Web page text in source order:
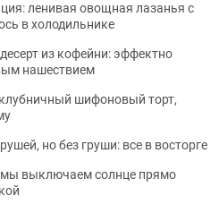
ленивая овощная лазанья с
в холодильнике
из кофейни: эффектно
нашествием
шифоновый торт,
но без груши: все в восторге
мы выключаем солнце прямо